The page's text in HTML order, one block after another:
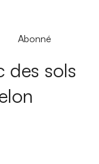
Abonné
des sols